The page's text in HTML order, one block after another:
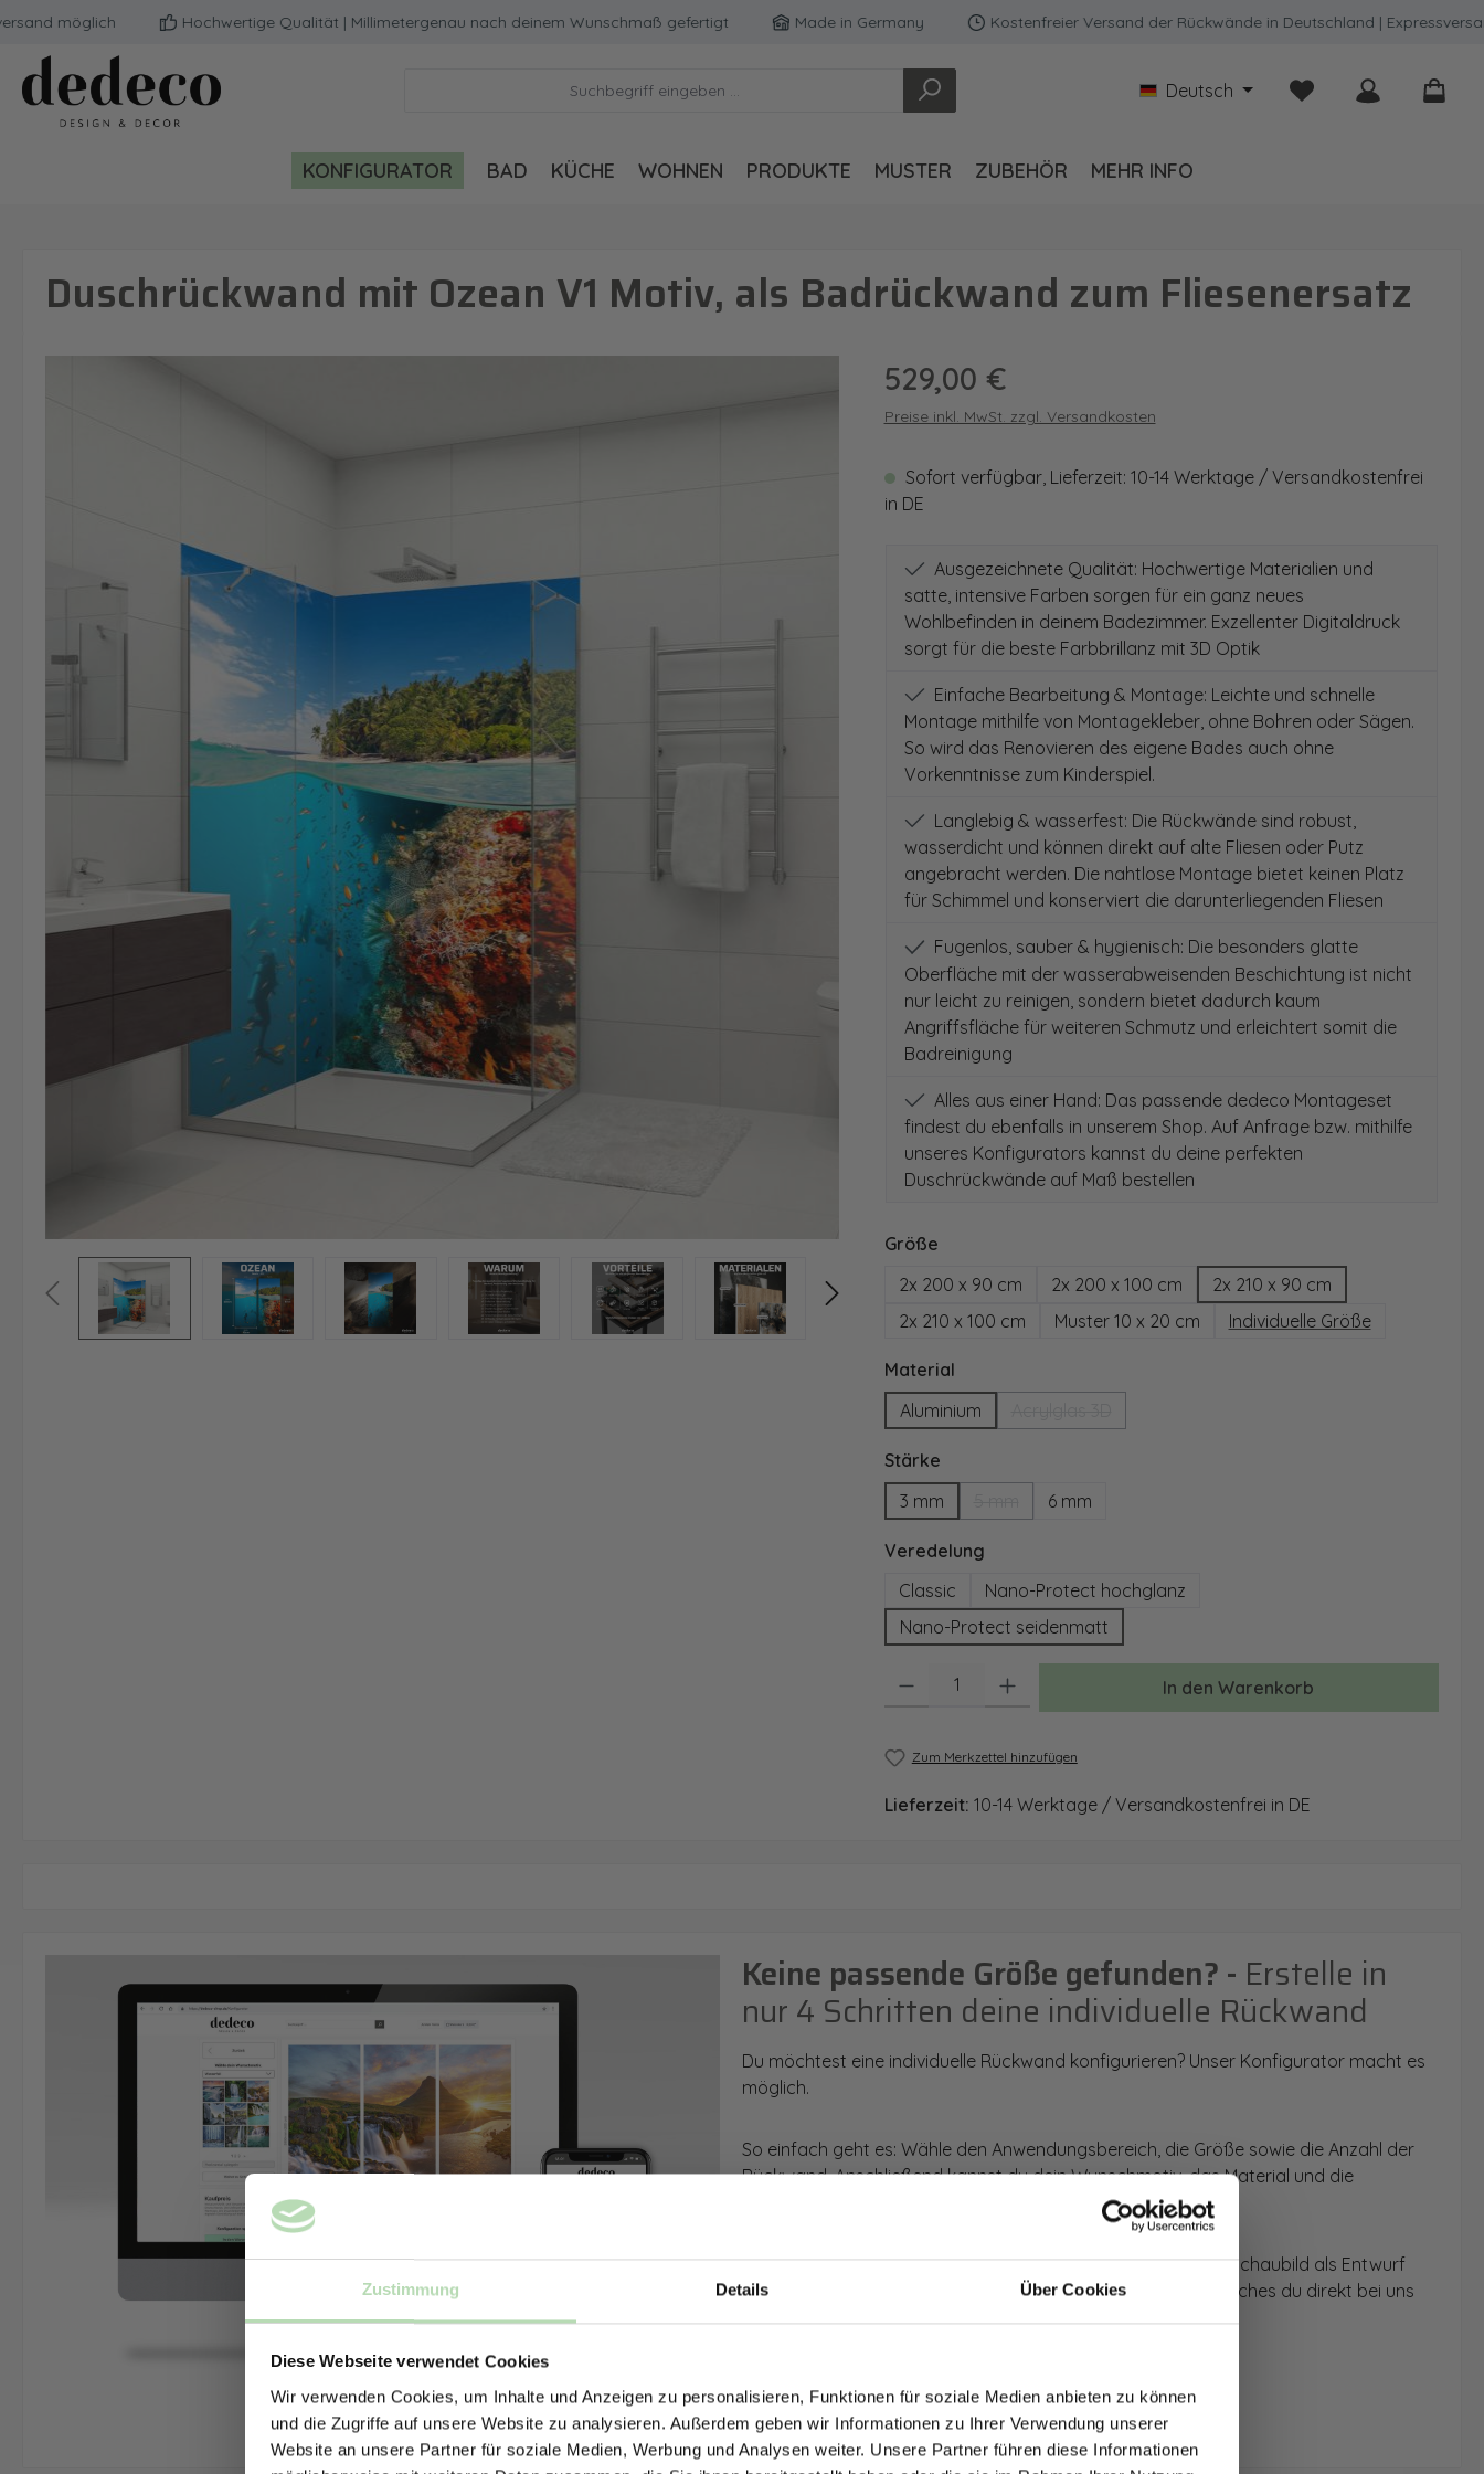
Zustimmung Details Über Cookies
Diese Webseite verwendet Cookies
Wir verwenden Cookies, um Inhalte und Anzeigen zu personalisieren, Funktionen für soziale Medien anbieten zu können
und die Zugriffe auf unsere Website zu analysieren. Außerdem geben wir Informationen zu Ihrer Verwendung unserer
Website an unsere Partner für soziale Medien, Werbung und Analysen weiter. Unsere Partner führen diese Informationen
Hauptinhalt springen
Zur Suche springen
Zur Hauptnavigation springen
möglich Hochwertige Qualität | Millimetergenau nach deinem Wunschmaß gefertigt Made in Germany Kostenfreier Versand der Rückwände in Deutschland | Expressversand
Deutsch Du hast 0 Produkte
KONFIGURATOR BAD KÜCHE WOHNEN PRODUKTE MUSTER ZUBEHÖR MEHR INFO
Duschrückwand mit Ozean V1 Motiv, als Badrückwand zum Fliesenersatz
Regulärer Preis:
529,00 €
Preise inkl. MwSt. zzgl. Versandkosten
Sofort verfügbar, Lieferzeit: 10-14 Werktage / Versandkostenfrei
in DE
Ausgezeichnete Qualität: Hochwertige Materialien und
satte, intensive Farben sorgen für ein ganz neues
Wohlbefinden in deinem Badezimmer. Exzellenter Digitaldruck
sorgt für die beste Farbbrillanz mit 3D Optik
Einfache Bearbeitung & Montage: Leichte und schnelle
Montage mithilfe von Montagekleber, ohne Bohren oder Sägen.
So wird das Renovieren des eigene Bades auch ohne
Vorkenntnisse zum Kinderspiel.
Langlebig & wasserfest: Die Rückwände sind robust,
wasserdicht und können direkt auf alte Fliesen oder Putz
angebracht werden. Die nahtlose Montage bietet keinen Platz
für Schimmel und konserviert die darunterliegenden Fliesen
Fugenlos, sauber & hygienisch: Die besonders glatte
Oberfläche mit der wasserabweisenden Beschichtung ist nicht
nur leicht zu reinigen, sondern bietet dadurch kaum
Angriffsfläche für weiteren Schmutz und erleichtert somit die
Badreinigung
Alles aus einer Hand: Das passende dedeco Montageset
findest du ebenfalls in unserem Shop. Auf Anfrage bzw. mithilfe
unseres Konfigurators kannst du deine perfekten
Duschrückwände auf Maß bestellen
Größeauswählen
2x 200 x 90 cm
2x 200 x 100 cm
2x 210 x 90 cm
2x 210 x 100 cm
Muster 10 x 20 cm Individuelle Größe
Materialauswählen
Aluminium
Stärkeauswählen
3 mm
(Diese Option ist zurzeit nicht verfügbar.)
6 mm
Veredelungauswählen
Classic
Nano-Protect hochglanz
Nano-Protect seidenmatt
Produkt Anzahl: Gib den gewünschten Wert ein oder benutze die Schaltflächen
In den Warenkorb
Zum Merkzettel hinzufügen
Lieferzeit: 10-14 Werktage / Versandkostenfrei in DE
Keine passende Größe gefunden? - Erstelle in
nur 4 Schritten deine individuelle Rückwand
Du möchtest eine individuelle Rückwand konfigurieren? Unser Konfigurator macht es
möglich.
So einfach geht es: Wähle den Anwendungsbereich, die Größe sowie die Anzahl der
Rückwand. Anschließend kannst du dein Wunschmotiv, das Material und die
Mithilfe unseres Konfigurators werden dir die Rückwände im Schaubild als Entwurf
dargestellt. Parallel erhältst du dein individuelles Angebot, welches du direkt bei uns
bestellen kannst.
Zum Konfigurator
Jetzt zum Newsletter anmelden.